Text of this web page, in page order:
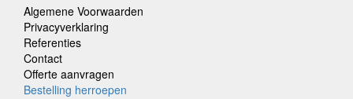
Algemene Voorwaarden
Privacyverklaring
Referenties
Contact
Offerte aanvragen
Bestelling herroepen